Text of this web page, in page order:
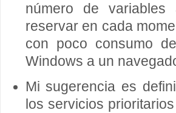
número de
reservar en cada
con poco consumo
Windows a un
Mi sugerencia es
los servicios